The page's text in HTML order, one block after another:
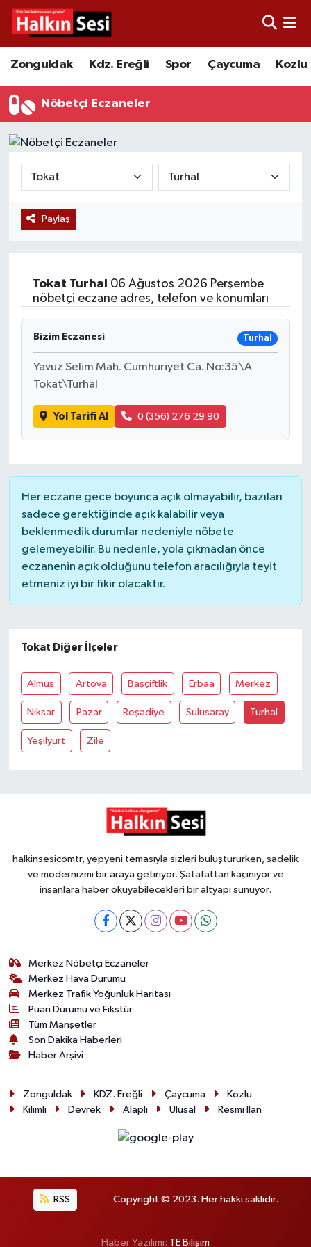
Zonguldak Kdz. Ereğli Spor Çaycuma Kozlu
Nöbetçi Eczaneler
Paylaş
Tokat Turhal
06 Ağustos 2026 Perşembe
nöbetçi eczane adres, telefon ve konumları
Bizim Eczanesi Turhal
Yavuz Selim Mah. Cumhuriyet Ca. No:35\A
Tokat\Turhal
Yol Tarifi Al 0 (356) 276 29 90
Her eczane gece boyunca açık olmayabilir, bazıları
sadece gerektiğinde açık kalabilir veya
beklenmedik durumlar nedeniyle nöbete
gelemeyebilir. Bu nedenle, yola çıkmadan önce
eczanenin açık olduğunu telefon aracılığıyla teyit
etmeniz iyi bir fikir olacaktır.
Tokat Diğer İlçeler
Almus Artova Başçiftlik Erbaa Merkez
Niksar Pazar Reşadiye Sulusaray Turhal
Yeşilyurt Zile
halkinsesicomtr, yepyeni temasıyla sizleri buluştururken, sadelik
ve modernizmi bir araya getiriyor. Şatafattan kaçınıyor ve
insanlara haber okuyabilecekleri bir altyapı sunuyor.
Merkez Nöbetçi Eczaneler
Merkez Hava Durumu
Merkez Trafik Yoğunluk Haritası
Puan Durumu ve Fikstür
Tüm Manşetler
Son Dakika Haberleri
Haber Arşivi
Zonguldak KDZ. Ereğli Çaycuma
Kozlu
Kilimli
Devrek Alaplı Ulusal Resmi İlan
RSS Copyright © 2023. Her hakkı saklıdır.
Haber Yazılımı: TE Bilişim
Video
Yazarlar
Çaycuma
KDZ. Ereğli
Alaplı
Asayiş
Karabük
Devrek
Bolu
ÇEVRE
BİLİM VE TEKNOLOJİ
DUNYA
Düzce
Eğitim
Ekonomi
Gökçebey
GÜNDEM
İş ilanı
Politika
Sağlık
SİYASET
Spor
Merkez Hava Durumu
Merkez Trafik Yoğunluk Haritası
Tüm Manşetler
Son Dakika Haberleri